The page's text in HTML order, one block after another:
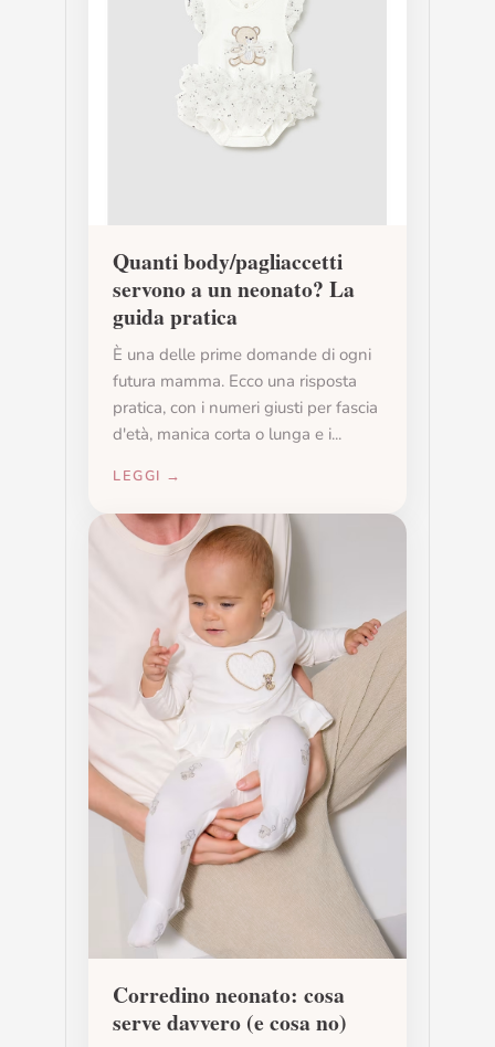
Quanti body/pagliaccetti
servono a un neonato? La
guida pratica
È una delle prime domande di ogni
futura mamma. Ecco una risposta
pratica, con i numeri giusti per fascia
d'età, manica corta o lunga e i...
LEGGI →
Corredino neonato: cosa
serve davvero (e cosa no)